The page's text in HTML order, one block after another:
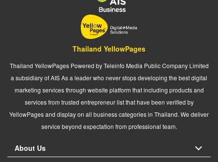
Thailand YellowPages
Thailand YellowPages Powered by Teleinfo Media Public Company Limited
a subsidiary of AIS As a leader who never stops developing the best digital
marketing services through website platform that including products and
services from trusted entrepreneur list that have been verified by
YellowPages and display on all business categories in Thailand. We deliver
service beyond expectation from professional team.
About Us